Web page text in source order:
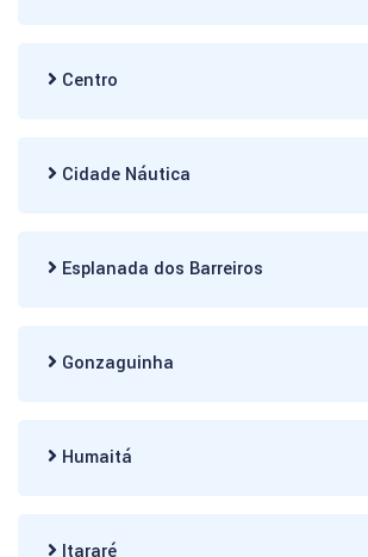
Centro
Cidade Náutica
Esplanada dos Barreiros
Gonzaguinha
Humaitá
Itararé